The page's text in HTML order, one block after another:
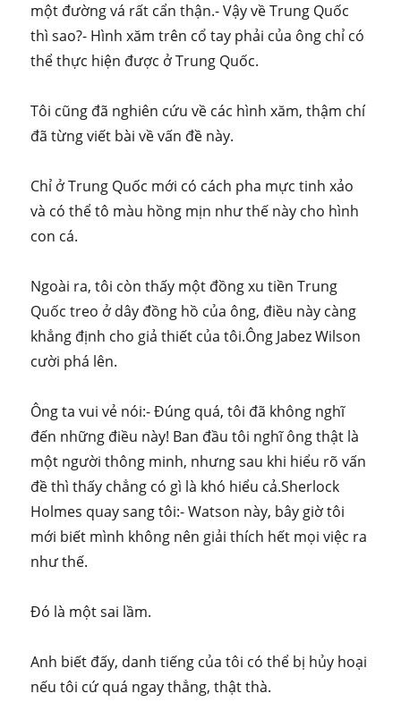
một đường vá rất cẩn thận.- Vậy về Trung Quốc
thì sao?- Hình xăm trên cổ tay phải của ông chỉ có
thể thực hiện được ở Trung Quốc.
Tôi cũng đã nghiên cứu về các hình xăm, thậm chí
đã từng viết bài về vấn đề này.
Chỉ ở Trung Quốc mới có cách pha mực tinh xảo
và có thể tô màu hồng mịn như thế này cho hình
con cá.
Ngoài ra, tôi còn thấy một đồng xu tiền Trung
Quốc treo ở dây đồng hồ của ông, điều này càng
khẳng định cho giả thiết của tôi.Ông Jabez Wilson
cười phá lên.
Ông ta vui vẻ nói:- Đúng quá, tôi đã không nghĩ
đến những điều này! Ban đầu tôi nghĩ ông thật là
một người thông minh, nhưng sau khi hiểu rõ vấn
đề thì thấy chẳng có gì là khó hiểu cả.Sherlock
Holmes quay sang tôi:- Watson này, bây giờ tôi
mới biết mình không nên giải thích hết mọi việc ra
như thế.
Đó là một sai lầm.
Anh biết đấy, danh tiếng của tôi có thể bị hủy hoại
nếu tôi cứ quá ngay thẳng, thật thà.